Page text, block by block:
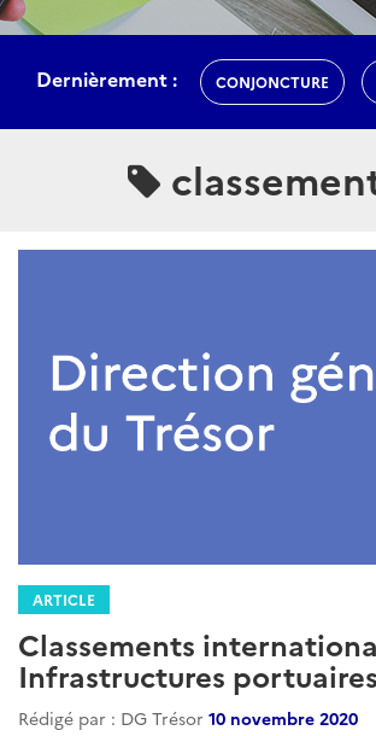
Dernièrement : CONJONCTURE
ARTICLE
Classements
Infrastructures portuaires
Rédigé par : DG Trésor 10 novembre 2020